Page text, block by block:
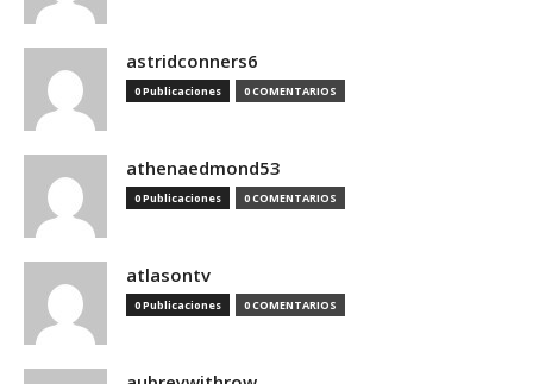
astridconners6
0 Publicaciones 0 COMENTARIOS
athenaedmond53
0 Publicaciones 0 COMENTARIOS
atlasontv
0 Publicaciones 0 COMENTARIOS